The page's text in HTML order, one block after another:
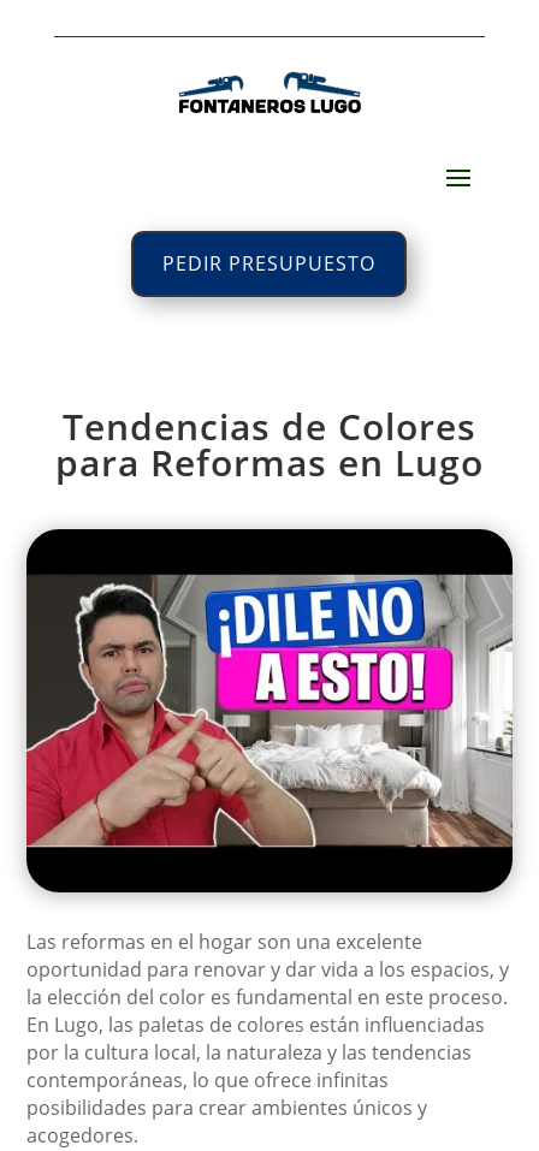
PEDIR PRESUPUESTO
Tendencias de Colores
para Reformas en Lugo
Las reformas en el hogar son una excelente
oportunidad para renovar y dar vida a los espacios, y
la elección del color es fundamental en este proceso.
En Lugo, las paletas de colores están influenciadas
por la cultura local, la naturaleza y las tendencias
contemporáneas, lo que ofrece infinitas
posibilidades para crear ambientes únicos y
acogedores.